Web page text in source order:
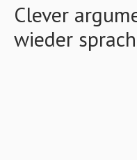
Clever
wieder